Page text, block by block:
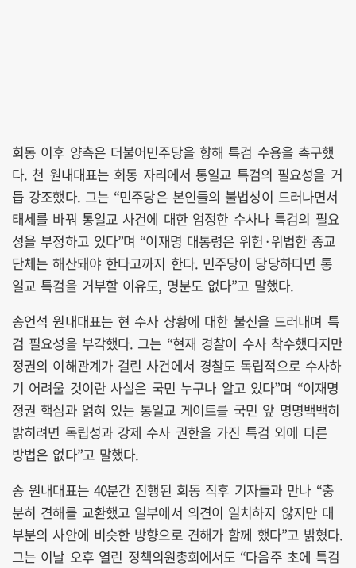
회동 이후 양측은 더불어민주당을 향해 특검 수용을 촉구했
다. 천 원내대표는 회동 자리에서 통일교 특검의 필요성을 거
듭 강조했다. 그는 “민주당은 본인들의 불법성이 드러나면서
태세를 바꿔 통일교 사건에 대한 엄정한 수사나 특검의 필요
성을 부정하고 있다”며 “이재명 대통령은 위헌·위법한 종교
단체는 해산돼야 한다고까지 한다. 민주당이 당당하다면 통
일교 특검을 거부할 이유도, 명분도 없다”고 말했다.
송언석 원내대표는 현 수사 상황에 대한 불신을 드러내며 특
검 필요성을 부각했다. 그는 “현재 경찰이 수사 착수했다지만
정권의 이해관계가 걸린 사건에서 경찰도 독립적으로 수사하
기 어려울 것이란 사실은 국민 누구나 알고 있다”며 “이재명
정권 핵심과 얽혀 있는 통일교 게이트를 국민 앞 명명백백히
밝히려면 독립성과 강제 수사 권한을 가진 특검 외에 다른
방법은 없다”고 말했다.
송 원내대표는 40분간 진행된 회동 직후 기자들과 만나 “충
분히 견해를 교환했고 일부에서 의견이 일치하지 않지만 대
부분의 사안에 비슷한 방향으로 견해가 함께 했다”고 밝혔다.
그는 이날 오후 열린 정책의원총회에서도 “다음주 초에 특검